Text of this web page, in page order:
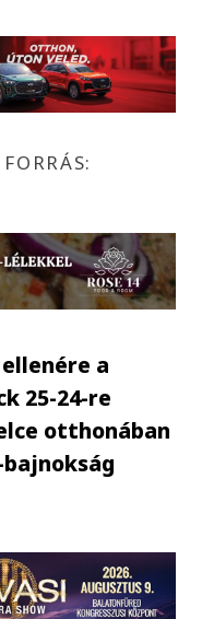
FORRÁS:
a
25-24-re
otthonában